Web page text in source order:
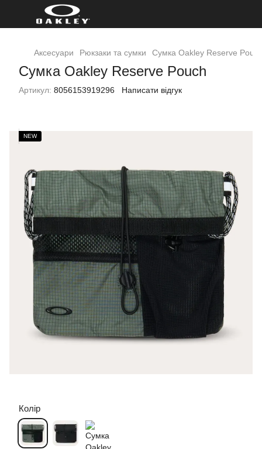
Аксесуари Рюкзаки та сумки Сумка Oakley Reserve
Сумка Oakley Reserve Pouch
Артикул: 8056153919296 Написати відгук
NEW
Колір